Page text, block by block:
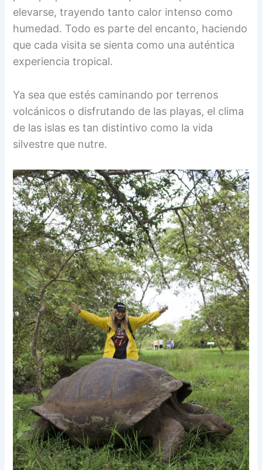
elevarse, trayendo tanto calor intenso como
humedad. Todo es parte del encanto, haciendo
que cada visita se sienta como una auténtica
experiencia tropical.
Ya sea que estés caminando por terrenos
volcánicos o disfrutando de las playas, el clima
de las islas es tan distintivo como la vida
silvestre que nutre.